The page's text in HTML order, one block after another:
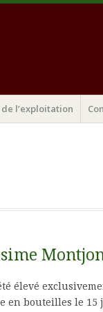
l’exploitation
élevé
en bouteilles le 15